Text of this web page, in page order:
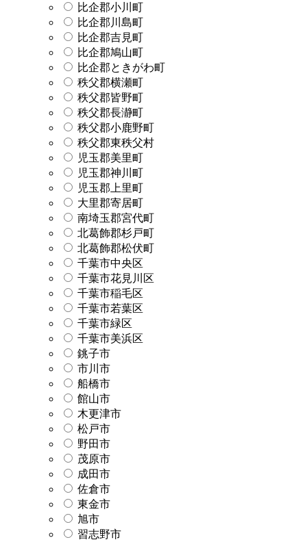
比企郡小川町
比企郡川島町
比企郡吉見町
比企郡鳩山町
比企郡ときがわ町
秩父郡横瀬町
秩父郡皆野町
秩父郡長瀞町
秩父郡小鹿野町
秩父郡東秩父村
児玉郡美里町
児玉郡神川町
児玉郡上里町
大里郡寄居町
南埼玉郡宮代町
北葛飾郡杉戸町
北葛飾郡松伏町
千葉市中央区
千葉市花見川区
千葉市稲毛区
千葉市若葉区
千葉市緑区
千葉市美浜区
銚子市
市川市
船橋市
館山市
木更津市
松戸市
野田市
茂原市
成田市
佐倉市
東金市
旭市
習志野市